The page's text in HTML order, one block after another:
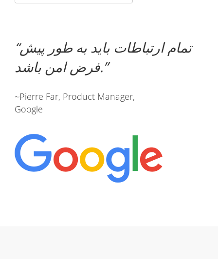
تمام ارتباطات باید به طور پیش
فرض امن باشد.
~Pierre Far, Product Manager,
Google